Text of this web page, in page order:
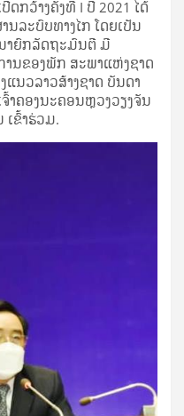
ກວ້າງຄັ້ງທີ I ປີ 2021 ໄດ້
ລະບົບທາງໄກ ໂດຍເປັນ
າຍົກລັດຖະມົນຕີ ມີ
ນຂອງພັກ ສະພາແຫ່ງຊາດ
ນວລາວສ້າງຊາດ ບັນດາ
າຄອງນະຄອນຫຼວງວຽງຈັນ
ເຂົ້າຮ່ວມ.